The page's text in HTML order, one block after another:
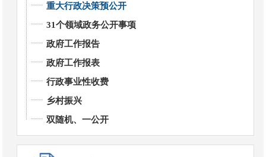
重大行政决策预公开
31个领域政务公开事项
政府工作报告
政府工作报表
行政事业性收费
乡村振兴
双随机、一公开